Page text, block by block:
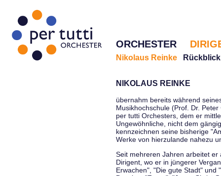
ORCHESTER
Nikolaus Reinke Rückblick
NIKOLAUS REINKE
übernahm bereits während
Musikhochschule (Prof. Dr.
per tutti Orchesters, dem er
Ungewöhnliche, nicht dem
kennzeichnen seine bisherige
Werke von hierzulande nahezu
Seit mehreren Jahren arbeitet
Dirigent, wo er in jüngerer
Erwachen", "Die gute Stadt" und